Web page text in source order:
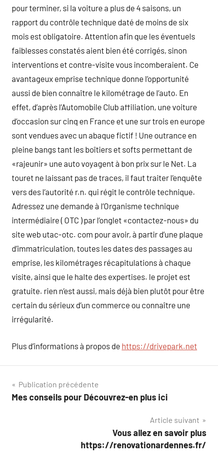
pour terminer, si la voiture a plus de 4 saisons, un
rapport du contrôle technique daté de moins de six
mois est obligatoire. Attention afin que les éventuels
faiblesses constatés aient bien été corrigés, sinon
interventions et contre-visite vous incomberaient. Ce
avantageux emprise technique donne l’opportunité
aussi de bien connaître le kilométrage de l’auto. En
effet, d’après l’Automobile Club affiliation, une voiture
d’occasion sur cinq en France et une sur trois en europe
sont vendues avec un abaque fictif ! Une outrance en
pleine bangs tant les boîtiers et softs permettant de
«rajeunir» une auto voyagent à bon prix sur le Net. La
touret ne laissant pas de traces, il faut traiter l’enquête
vers des l’autorité r.n. qui régit le contrôle technique.
Adressez une demande à l’Organisme technique
intermédiaire ( OTC ) par l’onglet «contactez-nous» du
site web utac-otc. com pour avoir, à partir d’une plaque
d’immatriculation, toutes les dates des passages au
emprise, les kilométrages récapitulations à chaque
visite, ainsi que le halte des expertises. le projet est
gratuite. rien n’est aussi, mais déjà bien plutôt pour être
certain du sérieux d’un commerce ou connaître une
irrégularité.
Plus d’informations à propos de https://drivepark.net
Navigation
de
Publication précédente
Mes conseils pour Découvrez-en plus ici
Article suivant
Vous allez en savoir plus
https://renovationardennes.fr/